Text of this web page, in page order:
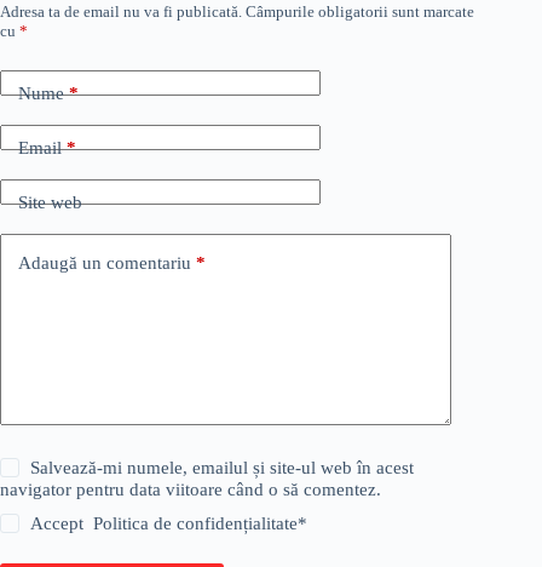
Adresa ta de email nu va fi publicată. Câmpurile obligatorii sunt marcate
cu *
Nume*
Email*
Site web
Adaugă un comentariu *
Salvează-mi numele, emailul și site-ul web în acest
navigator pentru data viitoare când o să comentez.
AcceptPolitica de confidențialitate*